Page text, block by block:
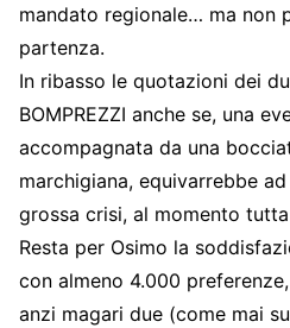
mandato regionale… ma non
partenza.
In ribasso le quotazioni dei
BOMPREZZI anche se, una
accompagnata da una
marchigiana, equivarrebbe
grossa crisi, al momento
Resta per Osimo la
con almeno 4.000
anzi magari due (come mai